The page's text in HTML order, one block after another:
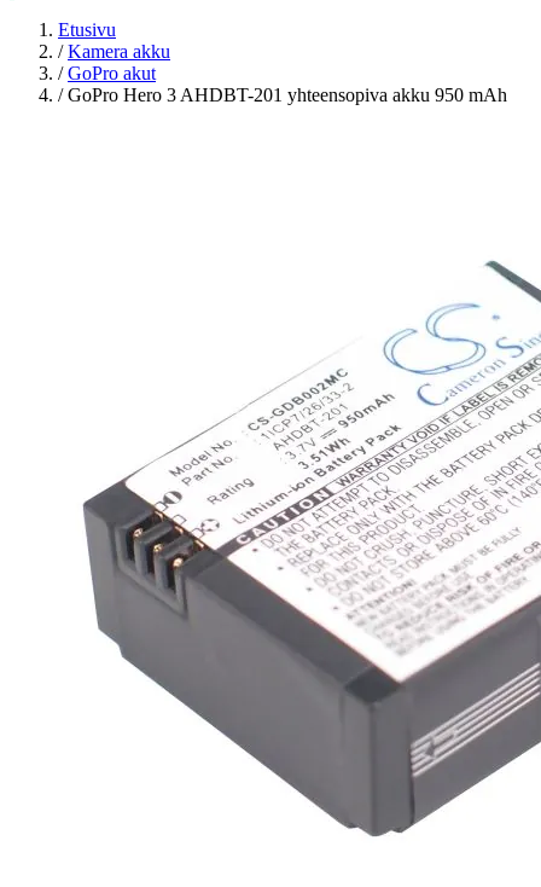
Etusivu
/ Kamera akku
/ GoPro akut
/ GoPro Hero 3 AHDBT-201 yhteensopiva akku 950 mAh